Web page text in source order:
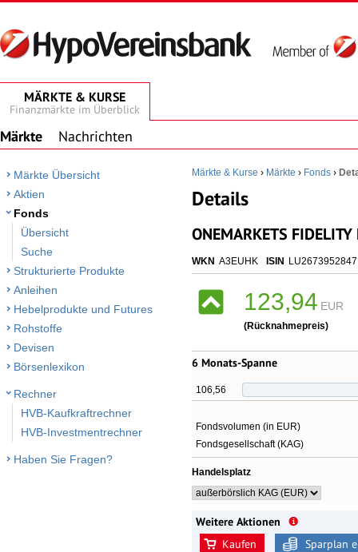
MÄRKTE & KURSE
Finanzmärkte im Überblick
Märkte Nachrichten
Märkte Übersicht
Aktien
Fonds
Übersicht
Suche
Strukturierte Produkte
Anleihen
Hebelprodukte und Futures
Rohstoffe
Devisen
Börsenlexikon
Rechner
HVB-Kaufkraftrechner
HVB-Investmentrechner
Haben Sie Fragen?
Märkte & Kurse › Märkte › Fonds ›
Details
ONEMARKETS FIDELITY
WKN A3EUHK ISIN LU2673952847
123,94 EUR
(Rücknahmepreis)
6 Monats-Spanne
106,56
Fondsvolumen (in EUR)
Fondsgesellschaft (KAG)
Handelsplatz
Weitere Aktionen
Kaufen
Sparplan